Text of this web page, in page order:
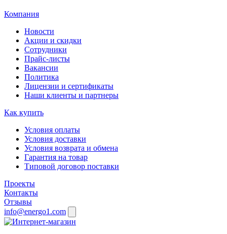
Компания
Новости
Акции и скидки
Сотрудники
Прайс-листы
Вакансии
Политика
Лицензии и сертификаты
Наши клиенты и партнеры
Как купить
Условия оплаты
Условия доставки
Условия возврата и обмена
Гарантия на товар
Типовой договор поставки
Проекты
Контакты
Отзывы
info@energo1.com